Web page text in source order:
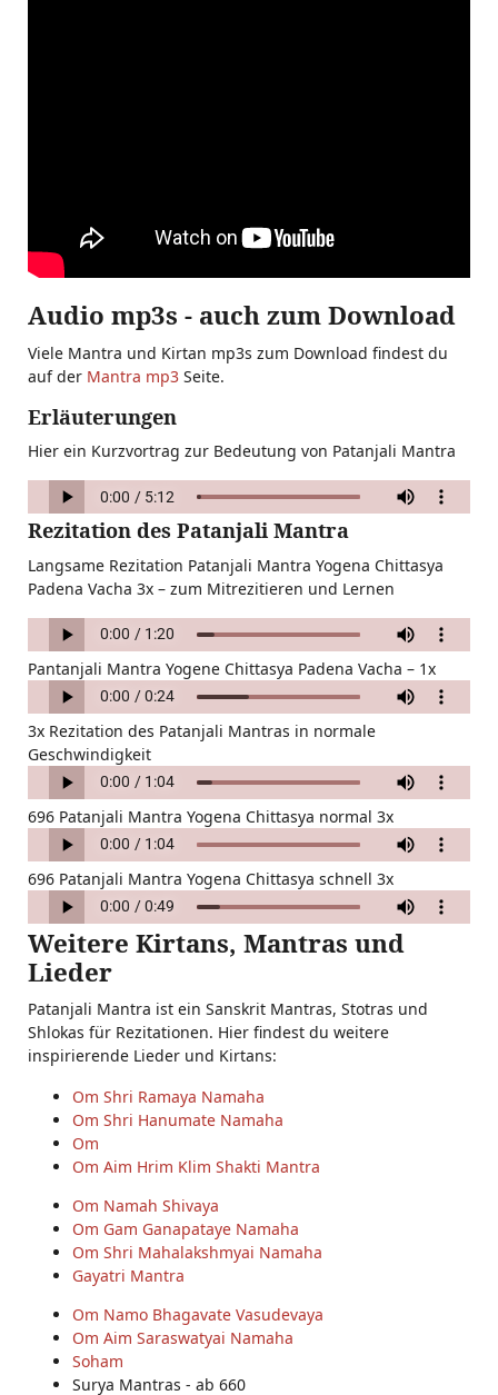
Audio mp3s - auch zum Download
Viele Mantra und Kirtan mp3s zum Download findest du
auf der Mantra mp3 Seite.
Erläuterungen
Hier ein Kurzvortrag zur Bedeutung von Patanjali Mantra
Rezitation des Patanjali Mantra
Langsame Rezitation Patanjali Mantra Yogena Chittasya
Padena Vacha 3x – zum Mitrezitieren und Lernen
Pantanjali Mantra Yogene Chittasya Padena Vacha – 1x
3x Rezitation des Patanjali Mantras in normale
Geschwindigkeit
696 Patanjali Mantra Yogena Chittasya normal 3x
696 Patanjali Mantra Yogena Chittasya schnell 3x
Weitere Kirtans, Mantras und
Lieder
Patanjali Mantra ist ein Sanskrit Mantras, Stotras und
Shlokas für Rezitationen. Hier findest du weitere
inspirierende Lieder und Kirtans:
Om Shri Ramaya Namaha
Om Shri Hanumate Namaha
Om
Om Aim Hrim Klim Shakti Mantra
Om Namah Shivaya
Om Gam Ganapataye Namaha
Om Shri Mahalakshmyai Namaha
Gayatri Mantra
Om Namo Bhagavate Vasudevaya
Om Aim Saraswatyai Namaha
Soham
Surya Mantras - ab 660